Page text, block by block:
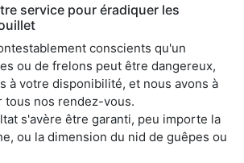
service pour éradiquer les
conscients qu'un
ou de frelons peut être dangereux,
à votre disponibilité, et nous avons à
nos rendez-vous.
s'avère être garanti, peu importe la
ou la dimension du nid de guêpes ou